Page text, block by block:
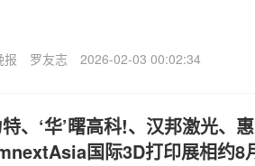
报 罗友志 2026-02-03 00:02:34
、‘华’曙高科!、汉邦激光、
国际3D打印展相约8